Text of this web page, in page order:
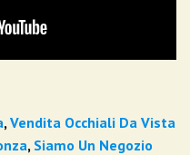
, Vendita Occhiali Da Vista
, Siamo Un Negozio